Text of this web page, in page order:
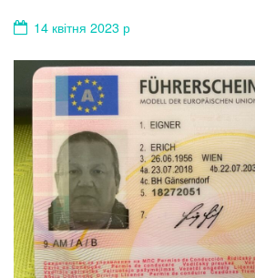
14 квітня 2023 р